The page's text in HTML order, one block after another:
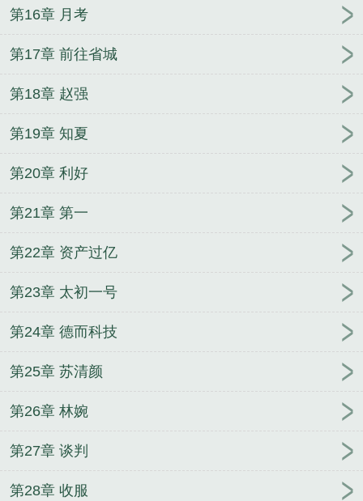
第16章 月考
第17章 前往省城
第18章 赵强
第19章 知夏
第20章 利好
第21章 第一
第22章 资产过亿
第23章 太初一号
第24章 德而科技
第25章 苏清颜
第26章 林婉
第27章 谈判
第28章 收服